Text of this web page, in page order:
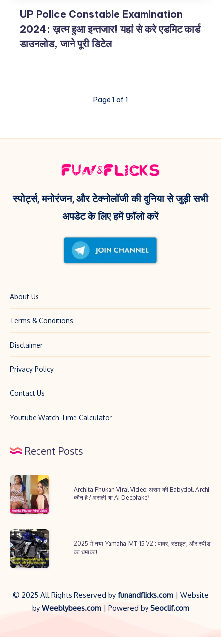
UP Police Constable Examination
2024: ख़त्म हुआ इन्तजार! यहां से करे एडमिट कार्ड
डाउनलोड, जाने पूरी डिटेल
Page 1 of 1
स्पोर्ट्स, मनोरंजन, और टेक्नोलॉजी की दुनिया से जुड़ी सभी
अपडेट के लिए हमें फ़ॉलो करें
About Us
Terms & Conditions
Disclaimer
Privacy Policy
Contact Us
Youtube Watch Time Calculator
Recent Posts
Archita
Phukan
Viral
असम
की
Babydoll
कौन
Archita Phukan Viral Video: असम की Babydoll Archi
कौन है? असली या AI Deepfake?
2025
में
नया
MT-
2025 में नया Yamaha MT-15 V2 : पावर, स्टाइल, और स्पीड
का धमाका!
© 2025 All Rights Reserved by funandflicks.com | Website
by Weeblybees.com| Powered by Seoclif.com